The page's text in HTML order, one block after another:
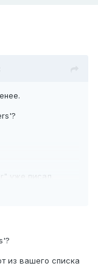
уже писал
не исчезает
из вашего списка